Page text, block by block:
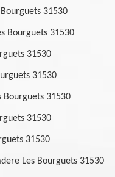
31530
Bourguets 31530
31530
31530
Bourguets 31530
31530
31530
Les Bourguets 31530